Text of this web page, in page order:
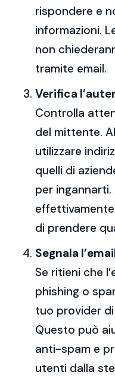
rispondere e
informazioni.
non
tramite email.
Verifica
Controlla
del mittente.
utilizzare
quelli di
per
di prendere
Segnala
Se ritieni che
phishing o
tuo provider
Questo può
anti-spam e
utenti dalla